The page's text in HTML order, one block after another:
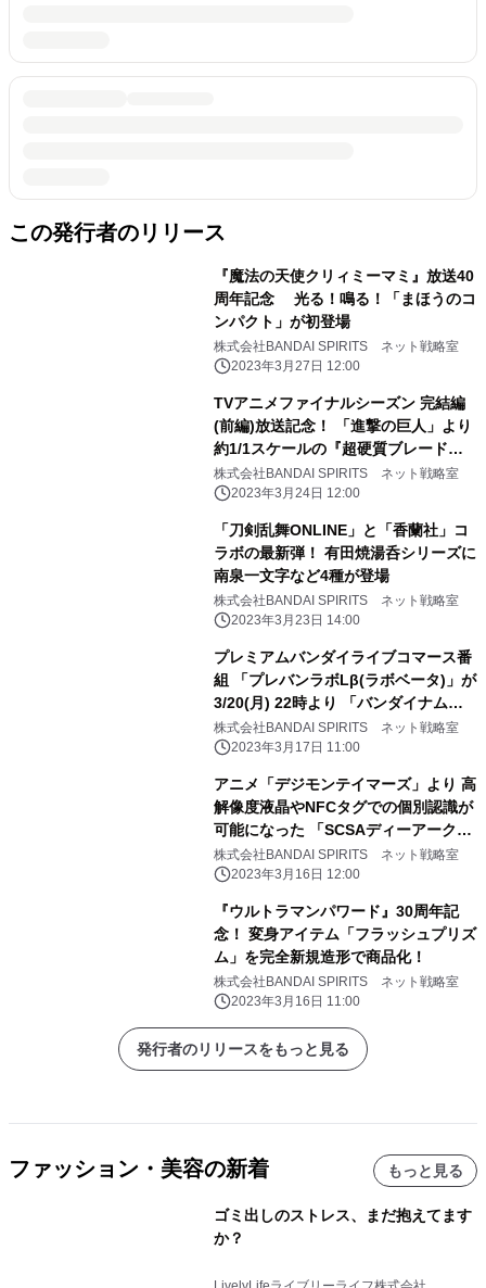
この発行者のリリース
『魔法の天使クリィミーマミ』放送40
周年記念 光る！鳴る！「まほうのコ
ンパクト」が初登場
株式会社BANDAI SPIRITS ネット戦略室
2023年3月27日 12:00
TVアニメファイナルシーズン 完結編
(前編)放送記念！ 「進撃の巨人」より
約1/1スケールの『超硬質ブレード』
が登場！
株式会社BANDAI SPIRITS ネット戦略室
2023年3月24日 12:00
「刀剣乱舞ONLINE」と「香蘭社」コ
ラボの最新弾！ 有田焼湯呑シリーズに
南泉一文字など4種が登場
株式会社BANDAI SPIRITS ネット戦略室
2023年3月23日 14:00
プレミアムバンダイライブコマース番
組 「プレバンラボLβ(ラボベータ)」が
3/20(月) 22時より 「バンダイナムコ
Cross Store 東京」で配信決定 ゲス
トは宮下草薙・宮下兼史鷹(みやした
株式会社BANDAI SPIRITS ネット戦略室
2023年3月17日 11:00
アニメ「デジモンテイマーズ」より 高
解像度液晶やNFCタグでの個別認識が
可能になった 「SCSAディーアーク
ver.松田啓人ULTIMATE」が登場
株式会社BANDAI SPIRITS ネット戦略室
2023年3月16日 12:00
『ウルトラマンパワード』30周年記
念！ 変身アイテム「フラッシュプリズ
ム」を完全新規造形で商品化！
株式会社BANDAI SPIRITS ネット戦略室
2023年3月16日 11:00
発行者のリリースをもっと見る
ファッション・美容の新着 もっと見る
ゴミ出しのストレス、まだ抱えてます
か？